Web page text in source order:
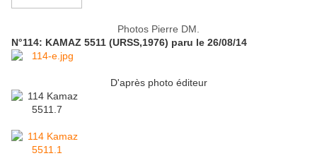
Photos Pierre DM.
N°114: KAMAZ 5511 (URSS,1976) paru le 26/08/14
D'après photo éditeur